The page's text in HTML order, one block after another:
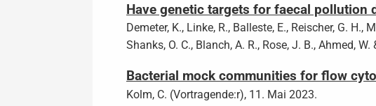
Have genetic targets for faecal
Demeter, K., Linke, R., Balleste, E., Reischer, G. H.,
Shanks, O. C., Blanch, A. R., Rose, J. B., Ahmed,
Bacterial mock communities for flow
Kolm, C. (Vortragende:r), 11. Mai 2023.